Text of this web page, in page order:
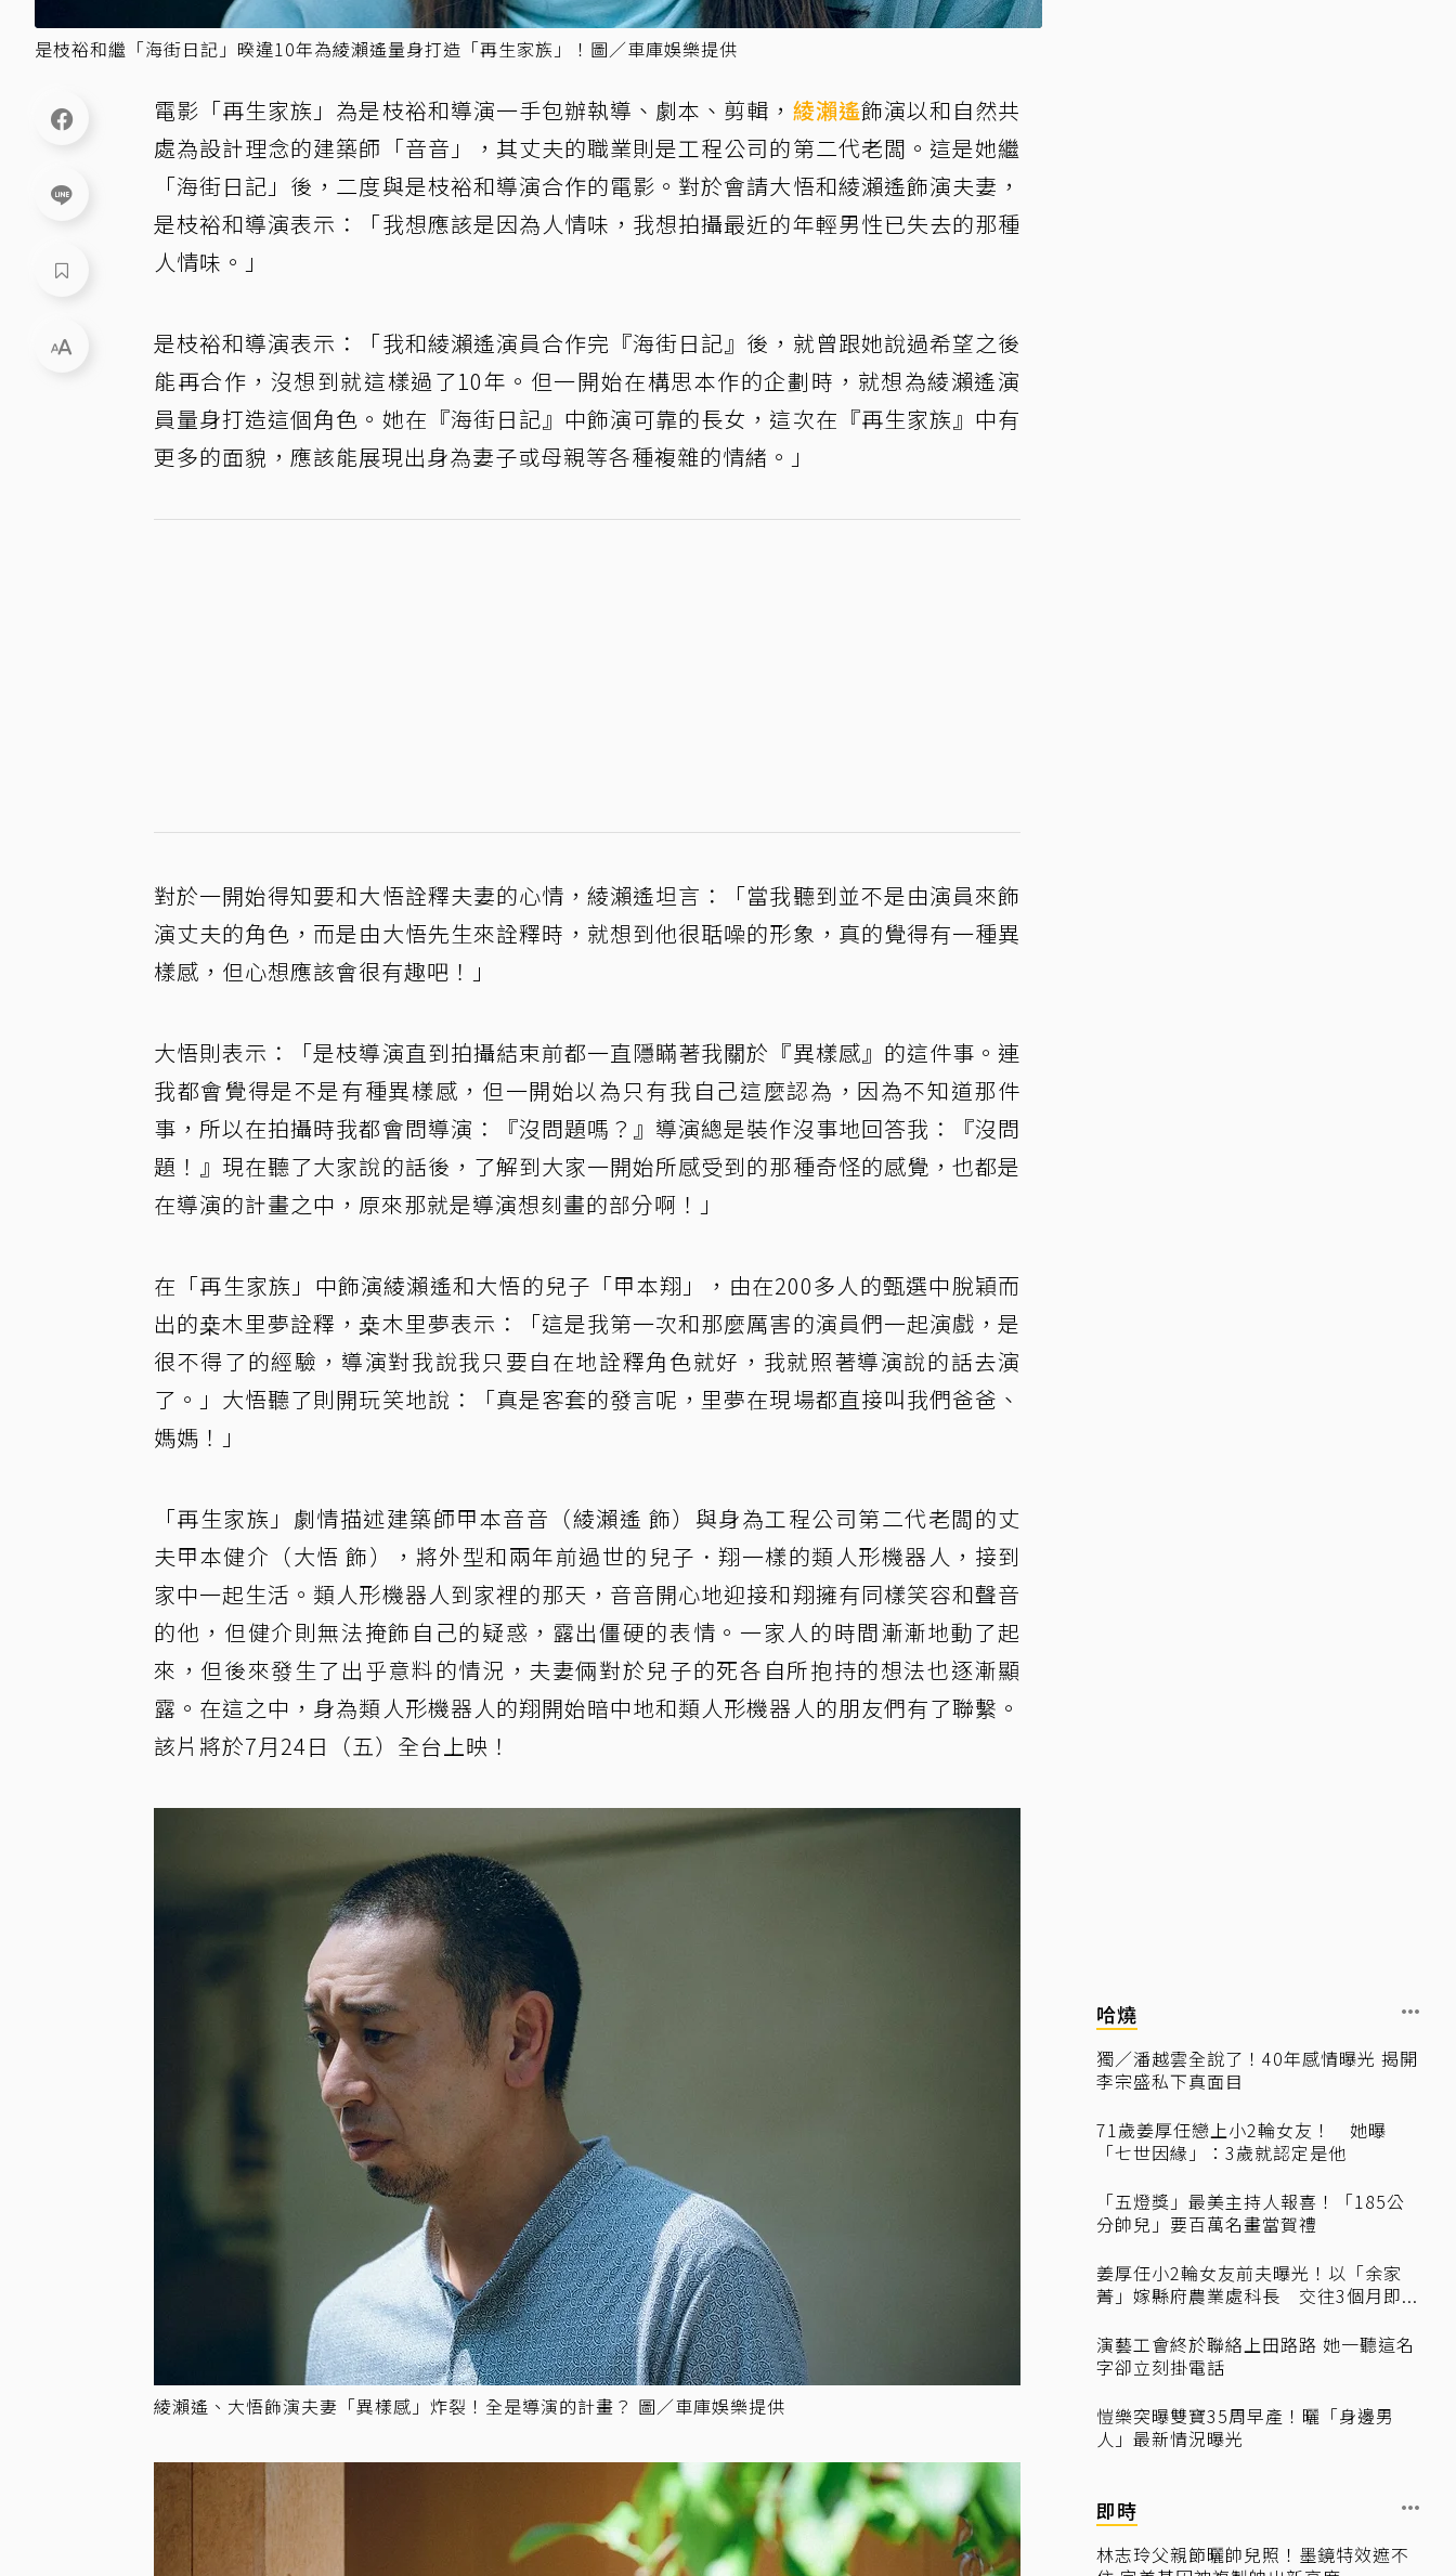
是枝裕和繼「海街日記」暌違10年為綾瀨遙量身打造「再生家族」！圖／車庫娛樂提供
電影「再生家族」為是枝裕和導演一手包辦執導、劇本、剪輯， 綾瀨遙飾演以和自然共
處為設計理念的建築師「音音」，其丈夫的職業則是工程公司的第二代老闆。這是她繼
「海街日記」後，二度與是枝裕和導演合作的電影。對於會請大悟和綾瀨遙飾演夫妻，
是枝裕和導演表示：「我想應該是因為人情味，我想拍攝最近的年輕男性已失去的那種
人情味。」
是枝裕和導演表示：「我和綾瀨遙演員合作完『海街日記』後，就曾跟她說過希望之後
能再合作，沒想到就這樣過了10年。但一開始在構思本作的企劃時，就想為綾瀨遙演
員量身打造這個角色。她在『海街日記』中飾演可靠的長女，這次在『再生家族』中有
更多的面貌，應該能展現出身為妻子或母親等各種複雜的情緒。」
對於一開始得知要和大悟詮釋夫妻的心情，綾瀨遙坦言：「當我聽到並不是由演員來飾
演丈夫的角色，而是由大悟先生來詮釋時，就想到他很聒噪的形象，真的覺得有一種異
樣感，但心想應該會很有趣吧！」
大悟則表示：「是枝導演直到拍攝結束前都一直隱瞞著我關於『異樣感』的這件事。連
我都會覺得是不是有種異樣感，但一開始以為只有我自己這麼認為，因為不知道那件
事，所以在拍攝時我都會問導演：『沒問題嗎？』導演總是裝作沒事地回答我：『沒問
題！』現在聽了大家說的話後，了解到大家一開始所感受到的那種奇怪的感覺，也都是
在導演的計畫之中，原來那就是導演想刻畫的部分啊！」
在「再生家族」中飾演綾瀨遙和大悟的兒子「甲本翔」，由在200多人的甄選中脫穎而
出的桒木里夢詮釋，桒木里夢表示：「這是我第一次和那麼厲害的演員們一起演戲，是
很不得了的經驗，導演對我說我只要自在地詮釋角色就好，我就照著導演說的話去演
了。」大悟聽了則開玩笑地說：「真是客套的發言呢，里夢在現場都直接叫我們爸爸、
媽媽！」
「再生家族」劇情描述建築師甲本音音（綾瀨遙 飾）與身為工程公司第二代老闆的丈
夫甲本健介（大悟 飾），將外型和兩年前過世的兒子．翔一樣的類人形機器人，接到
家中一起生活。類人形機器人到家裡的那天，音音開心地迎接和翔擁有同樣笑容和聲音
的他，但健介則無法掩飾自己的疑惑，露出僵硬的表情。一家人的時間漸漸地動了起
來，但後來發生了出乎意料的情況，夫妻倆對於兒子的死各自所抱持的想法也逐漸顯
露。在這之中，身為類人形機器人的翔開始暗中地和類人形機器人的朋友們有了聯繫。
該片將於7月24日（五）全台上映！
綾瀨遙、大悟飾演夫妻「異樣感」炸裂！全是導演的計畫？ 圖／車庫娛樂提供
哈燒
獨／潘越雲全說了！40年感情曝光 揭開
李宗盛私下真面目
71歲姜厚任戀上小2輪女友！ 她曝
「七世因緣」：3歲就認定是他
「五燈獎」最美主持人報喜！「185公
分帥兒」要百萬名畫當賀禮
姜厚任小2輪女友前夫曝光！以「余家
菁」嫁縣府農業處科長 交往3個月即...
演藝工會終於聯絡上田路路 她一聽這名
字卻立刻掛電話
愷樂突曝雙寶35周早產！曬「身邊男
人」最新情況曝光
即時
林志玲父親節曬帥兒照！墨鏡特效遮不